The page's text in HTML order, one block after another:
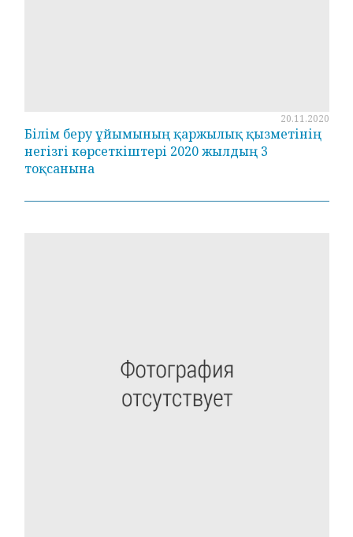
20.11.2020
Білім беру ұйымының қаржылық қызметінің
негізгі көрсеткіштері 2020 жылдың 3
тоқсанына